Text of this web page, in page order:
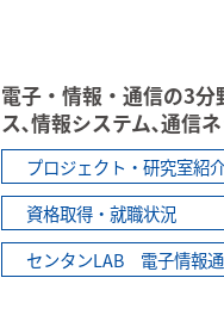
電子・情報・通信の3
ス､情報システム､通信
プロジェクト・研究室紹
資格取得・就職状況
センタンLAB 電子情報